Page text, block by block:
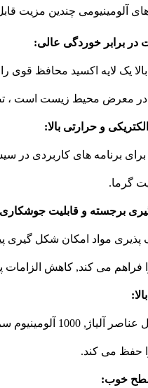
در برابر خوردگی عالی:
یک لایه اکسید محافظ قوی
در معرض محیط زیست است ،
و حرارتی بالا:
برای برنامه های کاربردی در
گرما.
برجسته و قابلیت
پذیری مواد امکان شکل گیری
فراهم می کند, کاهش
با حداقل عناصر
حفظ می کند.
سطح خوب: